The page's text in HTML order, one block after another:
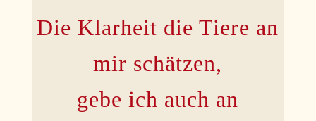
Die Klarheit die Tiere an
mir schätzen,
gebe ich auch an